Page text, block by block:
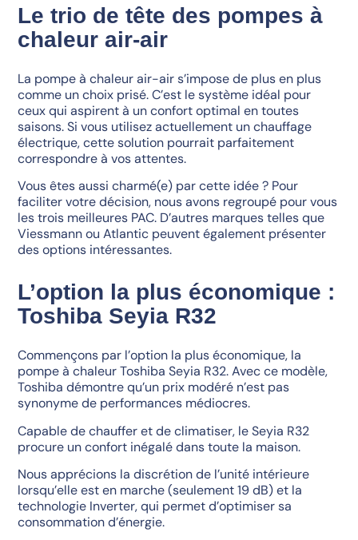
Le trio de tête des pompes à
chaleur air-air
La pompe à chaleur air-air s’impose de plus en plus
comme un choix prisé. C’est le système idéal pour
ceux qui aspirent à un confort optimal en toutes
saisons. Si vous utilisez actuellement un chauffage
électrique, cette solution pourrait parfaitement
correspondre à vos attentes.
Vous êtes aussi charmé(e) par cette idée ? Pour
faciliter votre décision, nous avons regroupé pour vous
les trois meilleures PAC. D’autres marques telles que
Viessmann ou Atlantic peuvent également présenter
des options intéressantes.
L’option la plus économique :
Toshiba Seyia R32
Commençons par l’option la plus économique, la
pompe à chaleur Toshiba Seyia R32. Avec ce modèle,
Toshiba démontre qu’un prix modéré n’est pas
synonyme de performances médiocres.
Capable de chauffer et de climatiser, le Seyia R32
procure un confort inégalé dans toute la maison.
Nous apprécions la discrétion de l’unité intérieure
lorsqu’elle est en marche (seulement 19 dB) et la
technologie Inverter, qui permet d’optimiser sa
consommation d’énergie.